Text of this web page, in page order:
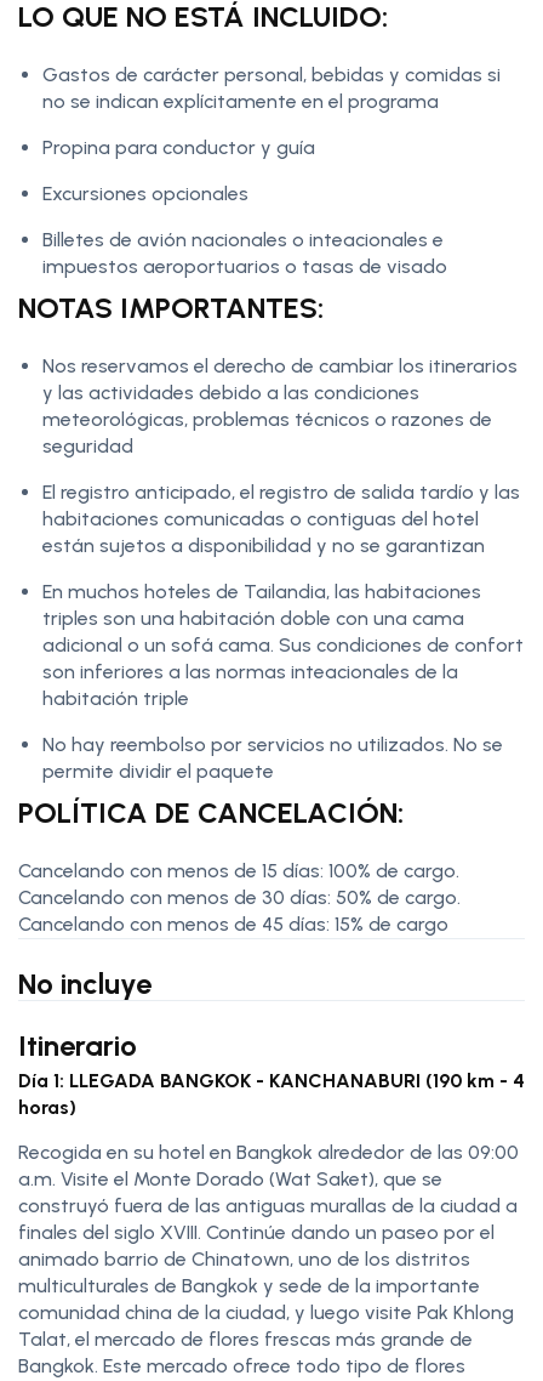
LO QUE NO ESTÁ INCLUIDO:
Gastos de carácter personal, bebidas y comidas si
no se indican explícitamente en el programa
Propina para conductor y guía
Excursiones opcionales
Billetes de avión nacionales o inteacionales e
impuestos aeroportuarios o tasas de visado
NOTAS IMPORTANTES:
Nos reservamos el derecho de cambiar los itinerarios
y las actividades debido a las condiciones
meteorológicas, problemas técnicos o razones de
seguridad
El registro anticipado, el registro de salida tardío y las
habitaciones comunicadas o contiguas del hotel
están sujetos a disponibilidad y no se garantizan
En muchos hoteles de Tailandia, las habitaciones
triples son una habitación doble con una cama
adicional o un sofá cama. Sus condiciones de confort
son inferiores a las normas inteacionales de la
habitación triple
No hay reembolso por servicios no utilizados. No se
permite dividir el paquete
POLÍTICA DE CANCELACIÓN:
Cancelando con menos de 15 días: 100% de cargo.
Cancelando con menos de 30 días: 50% de cargo.
Cancelando con menos de 45 días: 15% de cargo
No incluye
Itinerario
Día 1: LLEGADA BANGKOK - KANCHANABURI (190 km - 4
horas)
Recogida en su hotel en Bangkok alrededor de las 09:00
a.m. Visite el Monte Dorado (Wat Saket), que se
construyó fuera de las antiguas murallas de la ciudad a
finales del siglo XVIII. Continúe dando un paseo por el
animado barrio de Chinatown, uno de los distritos
multiculturales de Bangkok y sede de la importante
comunidad china de la ciudad, y luego visite Pak Khlong
Talat, el mercado de flores frescas más grande de
Bangkok. Este mercado ofrece todo tipo de flores